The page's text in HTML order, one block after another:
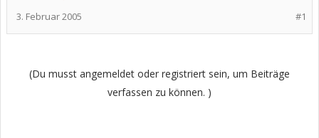
#1
3. Februar 2005
(Du musst angemeldet oder registriert sein, um Beiträge
verfassen zu können. )